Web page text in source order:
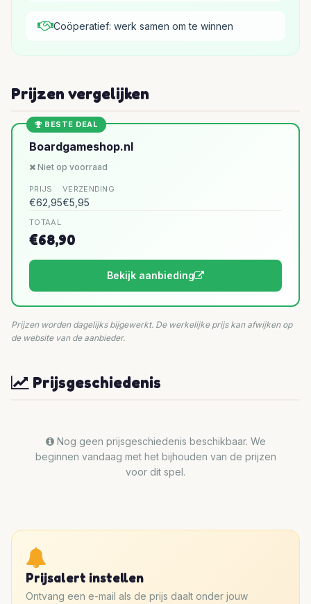
Coöperatief: werk samen om te winnen
Prijzen vergelijken
BESTE DEAL
Boardgameshop.nl
Niet op voorraad
PRIJS
€62,95
VERZENDING
€5,95
TOTAAL
€68,90
Bekijk aanbieding
Prijzen worden dagelijks bijgewerkt. De werkelijke prijs kan afwijken op
de website van de aanbieder.
Prijsgeschiedenis
Nog geen prijsgeschiedenis beschikbaar. We
beginnen vandaag met het bijhouden van de prijzen
voor dit spel.
Prijsalert instellen
Ontvang een e-mail als de prijs daalt onder jouw